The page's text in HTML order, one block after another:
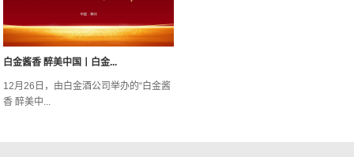
白金酱香 醉美中国丨白金...
12月26日，由白金酒公司举办的“白金酱
香 醉美中...